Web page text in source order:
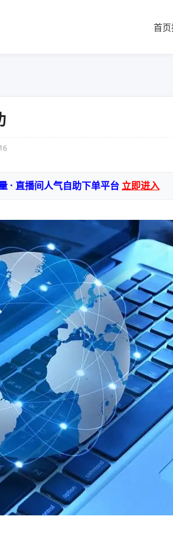
首页
· 直播间人气自助下单平台立即进入